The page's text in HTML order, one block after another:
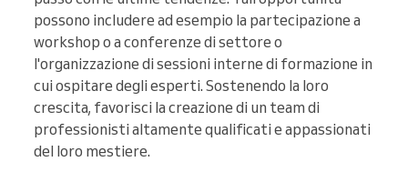
possono includere ad esempio la partecipazione a
workshop o a conferenze di settore o
l'organizzazione di sessioni interne di formazione in
cui ospitare degli esperti. Sostenendo la loro
crescita, favorisci la creazione di un team di
professionisti altamente qualificati e appassionati
del loro mestiere.